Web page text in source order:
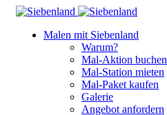
Malen mit Siebenland
Warum?
Mal-Aktion buchen
Mal-Station mieten
Mal-Paket kaufen
Galerie
Angebot anfordern